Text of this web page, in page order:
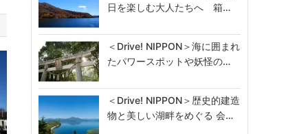
日を楽しむ大人たちへ 箱…
＜Drive! NIPPON＞海に囲まれ
たパワースポットや妖怪の…
＜Drive! NIPPON＞歴史的建造
物と美しい湖畔をめぐる 会…